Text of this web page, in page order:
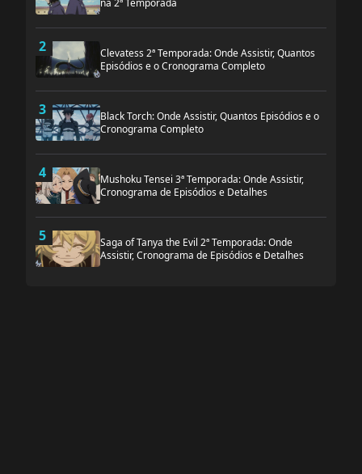
2
Clevatess 2ª Temporada: Onde Assistir, Quantos
Episódios e o Cronograma Completo
3
Black Torch: Onde Assistir, Quantos Episódios e o
Cronograma Completo
4
Mushoku Tensei 3ª Temporada: Onde Assistir,
Cronograma de Episódios e Detalhes
5
Saga of Tanya the Evil 2ª Temporada: Onde
Assistir, Cronograma de Episódios e Detalhes